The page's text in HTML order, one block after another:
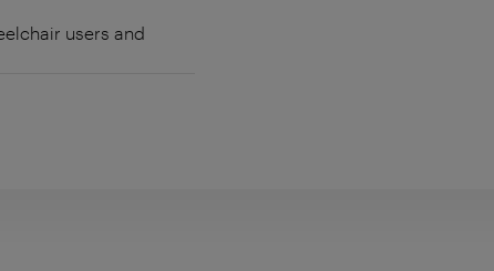
users and